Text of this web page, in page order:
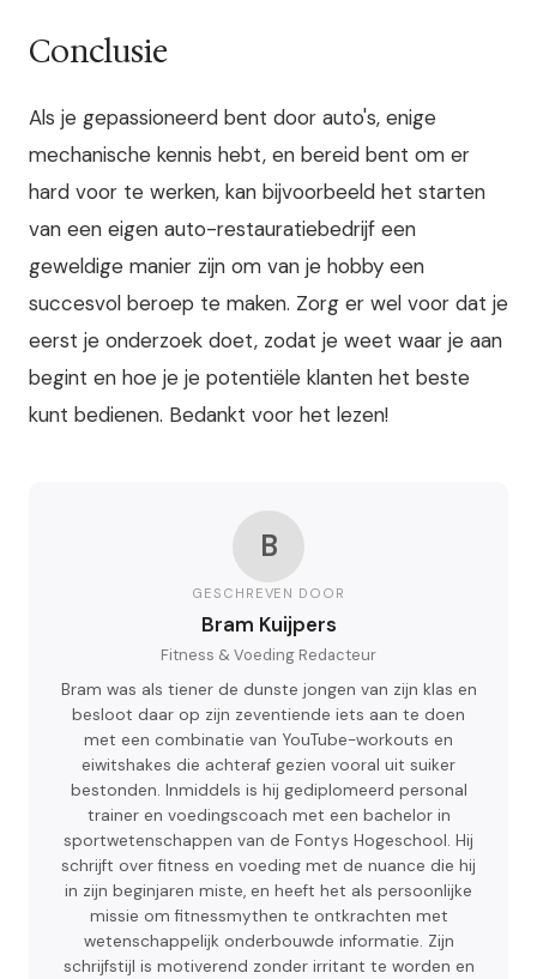
Conclusie
Als je gepassioneerd bent door auto's, enige
mechanische kennis hebt, en bereid bent om er
hard voor te werken, kan bijvoorbeeld het starten
van een eigen auto-restauratiebedrijf een
geweldige manier zijn om van je hobby een
succesvol beroep te maken. Zorg er wel voor dat je
eerst je onderzoek doet, zodat je weet waar je aan
begint en hoe je je potentiële klanten het beste
kunt bedienen. Bedankt voor het lezen!
B
GESCHREVEN DOOR
Bram Kuijpers
Fitness & Voeding Redacteur
Bram was als tiener de dunste jongen van zijn klas en
besloot daar op zijn zeventiende iets aan te doen
met een combinatie van YouTube-workouts en
eiwitshakes die achteraf gezien vooral uit suiker
bestonden. Inmiddels is hij gediplomeerd personal
trainer en voedingscoach met een bachelor in
sportwetenschappen van de Fontys Hogeschool. Hij
schrijft over fitness en voeding met de nuance die hij
in zijn beginjaren miste, en heeft het als persoonlijke
missie om fitnessmythen te ontkrachten met
wetenschappelijk onderbouwde informatie. Zijn
schrijfstijl is motiverend zonder irritant te worden en